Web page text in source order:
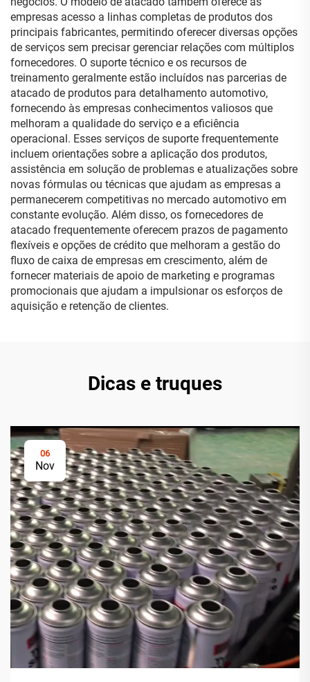
empresas acesso a linhas completas de produtos dos
principais fabricantes, permitindo oferecer diversas opções
de serviços sem precisar gerenciar relações com múltiplos
fornecedores. O suporte técnico e os recursos de
treinamento geralmente estão incluídos nas parcerias de
atacado de produtos para detalhamento automotivo,
fornecendo às empresas conhecimentos valiosos que
melhoram a qualidade do serviço e a eficiência
operacional. Esses serviços de suporte frequentemente
incluem orientações sobre a aplicação dos produtos,
assistência em solução de problemas e atualizações sobre
novas fórmulas ou técnicas que ajudam as empresas a
permanecerem competitivas no mercado automotivo em
constante evolução. Além disso, os fornecedores de
atacado frequentemente oferecem prazos de pagamento
flexíveis e opções de crédito que melhoram a gestão do
fluxo de caixa de empresas em crescimento, além de
fornecer materiais de apoio de marketing e programas
promocionais que ajudam a impulsionar os esforços de
aquisição e retenção de clientes.
Dicas e truques
06
Nov